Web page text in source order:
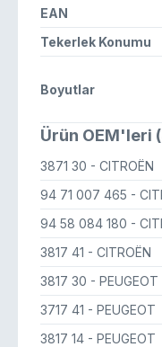
EAN
Tekerlek Konumu
Boyutlar
Ürün OEM'leri
3871 30 - CITROËN
94 71 007 465 -
94 58 084 180 -
3817 41 - CITROËN
3817 30 - PEUGEOT
3717 41 - PEUGEOT
3817 14 - PEUGEOT